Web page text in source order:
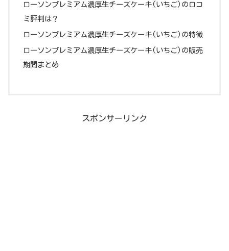
ローソンプレミアム濃厚生チーズケーキ(いちご)の口コ
ミ評判は？
ローソンプレミアム濃厚生チーズケーキ(いちご)の特徴
ローソンプレミアム濃厚生チーズケーキ(いちご)の販売
期間まとめ
スポンサーリンク